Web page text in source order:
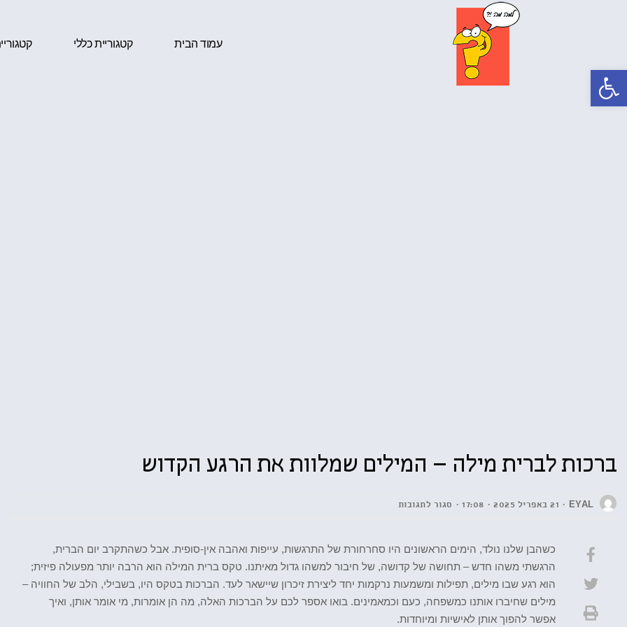
פתח סרגל נגישות
עמוד הבית קטגוריית כללי
ברכות לברית מילה – המילים שמלוות את הרגע הקדוש
EYAL 21 באפריל 2025 17:08 סגור לתגובות
כשהבן שלנו נולד, הימים הראשונים היו סחרחורת של התרגשות, עייפות ואהבה אין-סופית. אבל כשהתקרב יום הברית,
הרגשתי משהו חדש – תחושה של קדושה, של חיבור למשהו גדול מאיתנו. טקס ברית המילה הוא הרבה יותר מפעולה פיזית;
הוא רגע שבו מילים, תפילות ומשמעות נרקמות יחד ליצירת זיכרון שיישאר לעד. הברכות בטקס היו, בשבילי, הלב של החוויה –
מילים שחיברו אותנו כמשפחה, כעם וכמאמינים. בואו אספר לכם על הברכות האלה, מה הן אומרות, מי אומר אותן, ואיך
אפשר להפוך אותן לאישיות ומיוחדות.